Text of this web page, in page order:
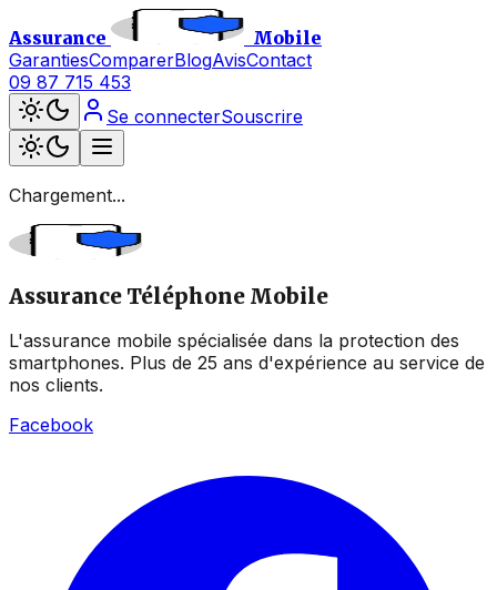
Assurance
Mobile
GarantiesComparerBlogAvisContact
09 87 715 453
Se connecterSouscrire
Chargement...
Assurance Téléphone Mobile
L'assurance mobile spécialisée dans la protection des
smartphones. Plus de 25 ans d'expérience au service de
nos clients.
Facebook